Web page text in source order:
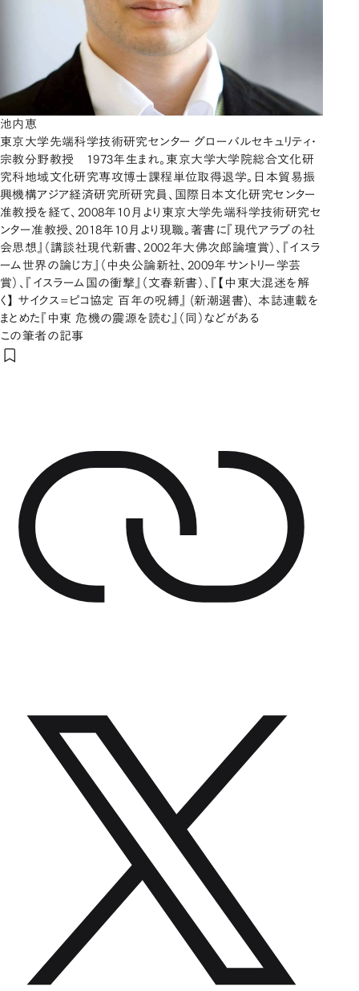
池内恵
東京大学先端科学技術研究センター グローバルセキュリティ・
宗教分野教授 1973年生まれ。東京大学大学院総合文化研
究科地域文化研究専攻博士課程単位取得退学。日本貿易振
興機構アジア経済研究所研究員、国際日本文化研究センター
准教授を経て、2008年10月より東京大学先端科学技術研究セ
ンター准教授、2018年10月より現職。著書に『現代アラブの社
会思想』（講談社現代新書、2002年大佛次郎論壇賞）、『イスラ
ーム世界の論じ方』（中央公論新社、2009年サントリー学芸
賞）、『イスラーム国の衝撃』（文春新書）、『【中東大混迷を解
く】 サイクス=ピコ協定 百年の呪縛』 (新潮選書)、 本誌連載を
まとめた『中東 危機の震源を読む』（同）などがある
この筆者の記事